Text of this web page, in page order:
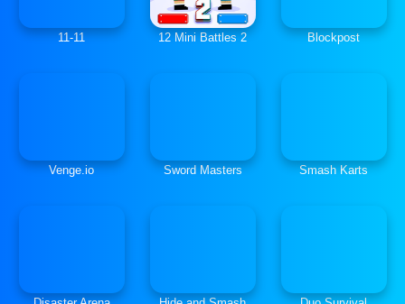
11-11 12 Mini Battles 2 Blockpost
Venge.io Sword Masters Smash Karts